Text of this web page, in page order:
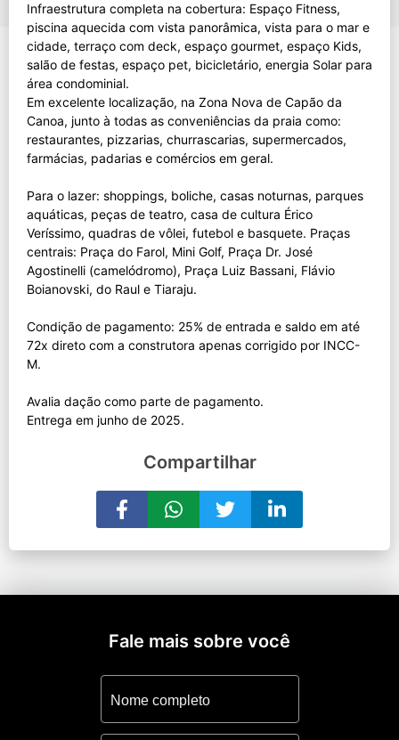
Infraestrutura completa na cobertura: Espaço Fitness,
piscina aquecida com vista panorâmica, vista para o mar e
cidade, terraço com deck, espaço gourmet, espaço Kids,
salão de festas, espaço pet, bicicletário, energia Solar para
área condominial.
Em excelente localização, na Zona Nova de Capão da
Canoa, junto à todas as conveniências da praia como:
restaurantes, pizzarias, churrascarias, supermercados,
farmácias, padarias e comércios em geral.
Para o lazer: shoppings, boliche, casas noturnas, parques
aquáticas, peças de teatro, casa de cultura Érico
Veríssimo, quadras de vôlei, futebol e basquete. Praças
centrais: Praça do Farol, Mini Golf, Praça Dr. José
Agostinelli (camelódromo), Praça Luiz Bassani, Flávio
Boianovski, do Raul e Tiaraju.
Condição de pagamento: 25% de entrada e saldo em até
72x direto com a construtora apenas corrigido por INCC-
M.
Avalia dação como parte de pagamento.
Compartilhar
Fale mais sobre você